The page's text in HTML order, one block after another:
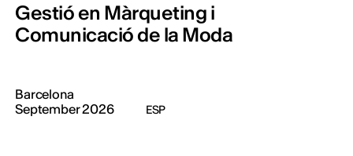
Gestió en Màrqueting i
Comunicació de la Moda
Barcelona
September 2026
ESP